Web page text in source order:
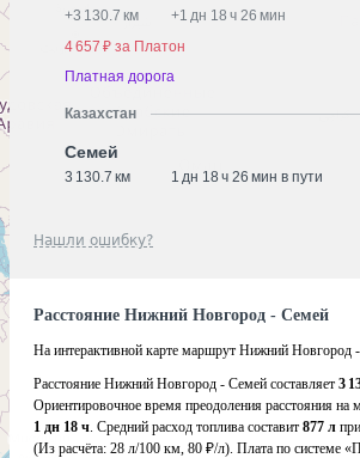
+3 130.7 км +1 дн 18 ч 26 мин
4 657 ₽ за Платон
Платная дорога
Казахстан
Семей
3 130.7 км 1 дн 18 ч 26 мин в пути
Нашли ошибку?
Расстояние Нижний Новгород - Семей
На интерактивной карте маршрут Нижний Новгород
Расстояние Нижний Новгород - Семей составляет 3
Ориентировочное время преодоления расстояния на
1 дн 18 ч. Средний расход топлива составит 877 л
(Из расчёта: 28 л/100 км, 80 ₽/л). Плата по системе